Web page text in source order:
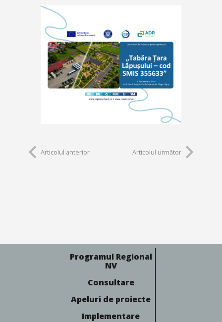
Articolul anterior Articolul următor
Programul Regional
NV
Consultare
Apeluri de proiecte
Implementare